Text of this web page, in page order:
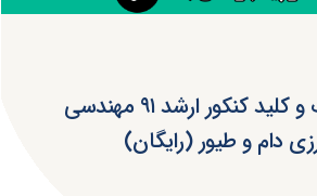
دانلود سوالات و کلید کنکور ارشد ۹۱ مهندسی
دام و طیور (رایگان)